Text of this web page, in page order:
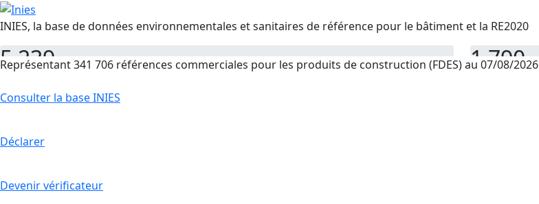
INIES, la base de données environnementales et sanitaires de référence pour le bâtiment et la RE2020
5 239 1 790
Représentant 341 706 références commerciales pour les produits de construction (FDES) au 07/08/2026
Consulter la base INIES
Déclarer
Devenir vérificateur